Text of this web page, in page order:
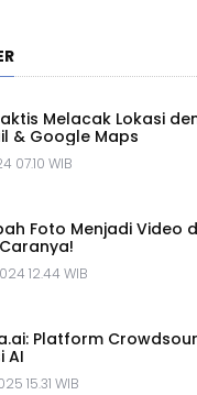
Melacak Lokasi
& Google Maps
07.10 WIB
Foto Menjadi Video
12.44 WIB
Platform
AI
15.31 WIB